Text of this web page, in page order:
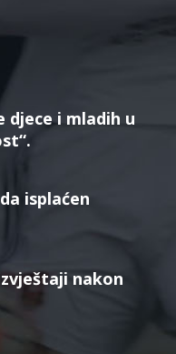
djece i mladih u
isplaćen
nakon